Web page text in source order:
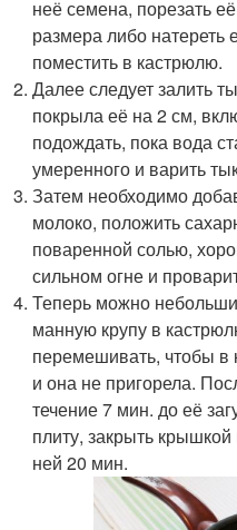
неё семена, порезать
размера либо натереть
поместить в кастрюлю.
Далее следует залить
покрыла её на 2 см,
подождать, пока вода
умеренного и варить
Затем необходимо
молоко, положить
поваренной солью,
сильном огне и
Теперь можно
манную крупу в
перемешивать, чтобы в
и она не пригорела.
течение 7 мин. до её
плиту, закрыть
ней 20 мин.